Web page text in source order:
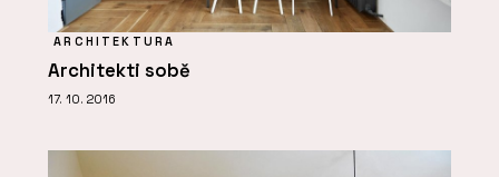
ARCHITEKTURA
Architekti sobě
17. 10. 2016